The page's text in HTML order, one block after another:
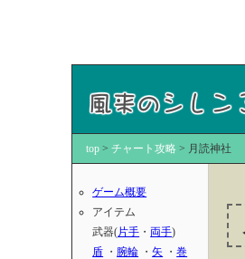
top > チャート攻略 > 月読神社
ゲーム概要
アイテム
武器(片手 ・両手)
盾 ・ 腕輪 ・矢 ・巻